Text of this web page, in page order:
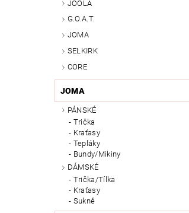
JOOLA
G.O.A.T.
JOMA
SELKIRK
CORE
JOMA
PÁNSKÉ
Trička
Kraťasy
Tepláky
Bundy/Mikiny
DÁMSKÉ
Trička/Tílka
Kraťasy
Sukně